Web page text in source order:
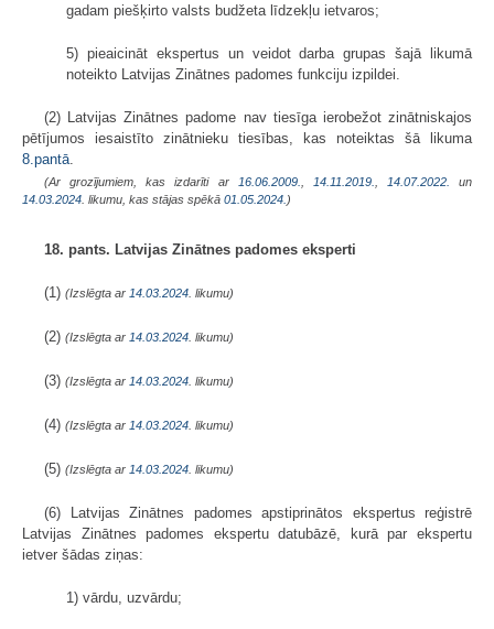
gadam piešķirto valsts budžeta līdzekļu ietvaros;
5) pieaicināt ekspertus un veidot darba grupas šajā likumā
noteikto Latvijas Zinātnes padomes funkciju izpildei.
(2) Latvijas Zinātnes padome nav tiesīga ierobežot zinātniskajos
pētījumos iesais­tīto zinātnieku tiesības, kas noteiktas šā likuma
8.pantā.
(Ar grozījumiem, kas izdarīti ar 16.06.2009. 14.11.2019. 14.07.2022.
un
14.03.2024 . likumu, kas stājas spēkā 01.05.2024. )
18. pants. Latvijas Zinātnes padomes eksperti
(1) (Izslēgta ar 14.03.2024 . likumu)
(2) (Izslēgta ar 14.03.2024 . likumu)
(3) (Izslēgta ar 14.03.2024 . likumu)
(4) (Izslēgta ar 14.03.2024 . likumu)
(5) (Izslēgta ar 14.03.2024 . likumu)
(6) Latvijas Zinātnes padomes apstiprinātos ekspertus reģistrē
Latvijas Zinātnes padomes ekspertu datubāzē, kurā par ekspertu
ietver šādas ziņas:
1) vārdu, uzvārdu;